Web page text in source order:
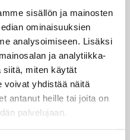
sisällön ja mainosten
ominaisuuksien
analysoimiseen. Lisäksi
ja analytiikka-
siitä, miten käytät
voivat yhdistää näitä
antanut heille tai joita on
palvelujaan.
osa Assistentti- ja
osaamispistettä.